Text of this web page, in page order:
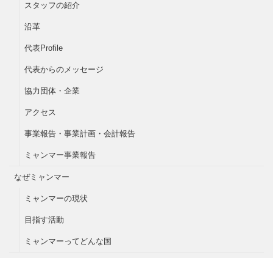
スタッフの紹介
沿革
代表Profile
代表からのメッセージ
協力団体・企業
アクセス
事業報告・事業計画・会計報告
ミャンマー事業報告
なぜミャンマー
ミャンマーの現状
目指す活動
ミャンマーってどんな国